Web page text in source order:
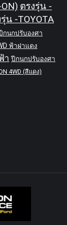
ตรงรุ่น -
น -TOYOTA
กนกปรับองศา
ฟ้าฝาแดง
า ปีกนกปรับองศา
4WD (สีแดง)